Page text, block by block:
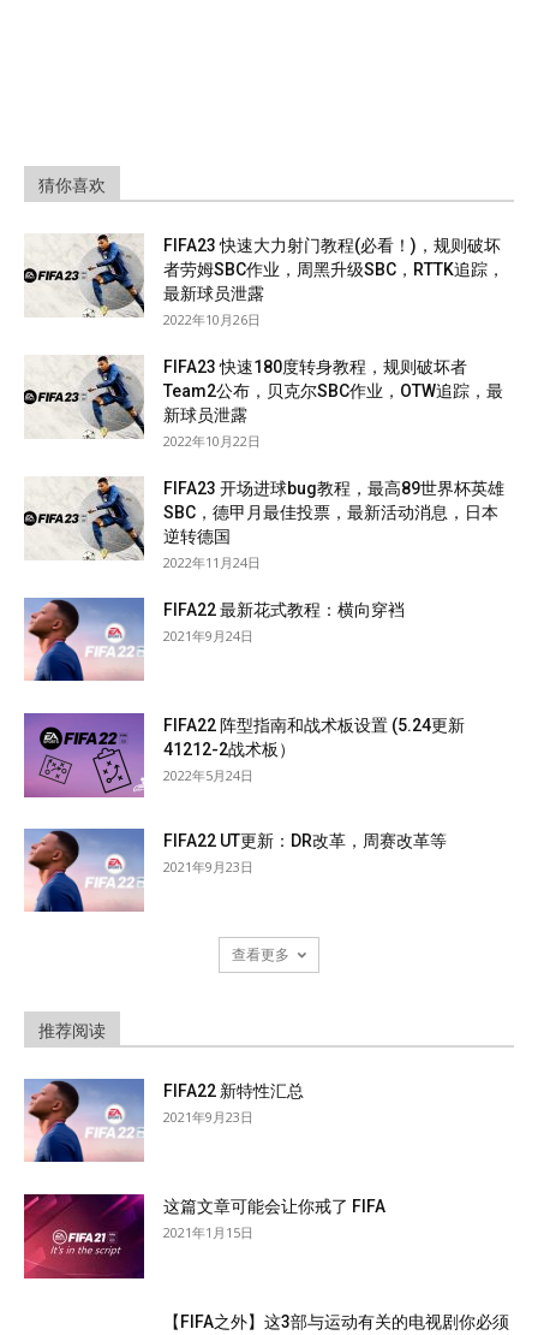
猜你喜欢
FIFA23 快速大力射门教程(必看！)，规则破坏
者劳姆SBC作业，周黑升级SBC，RTTK追踪，
最新球员泄露
2022年10月26日
FIFA23 快速180度转身教程，规则破坏者
Team2公布，贝克尔SBC作业，OTW追踪，最
新球员泄露
2022年10月22日
FIFA23 开场进球bug教程，最高89世界杯英雄
SBC，德甲月最佳投票，最新活动消息，日本
逆转德国
2022年11月24日
FIFA22 最新花式教程：横向穿裆
2021年9月24日
FIFA22 阵型指南和战术板设置 (5.24更新
41212-2战术板）
2022年5月24日
FIFA22 UT更新：DR改革，周赛改革等
2021年9月23日
查看更多
推荐阅读
FIFA22 新特性汇总
2021年9月23日
这篇文章可能会让你戒了 FIFA
2021年1月15日
【FIFA之外】这3部与运动有关的电视剧你必须